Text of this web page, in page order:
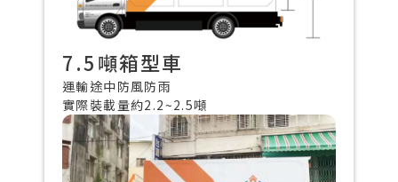
7.5噸箱型車
運輸途中防風防雨
實際裝載量約2.2~2.5噸